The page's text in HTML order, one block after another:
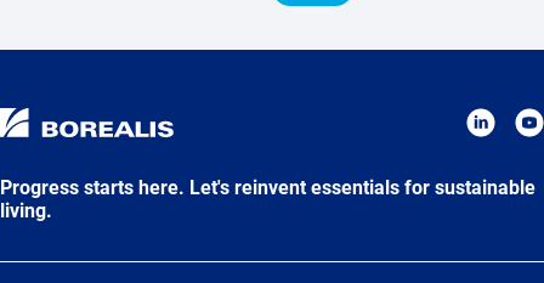
Progress starts here. Let's reinvent essentials for sustainable
living.